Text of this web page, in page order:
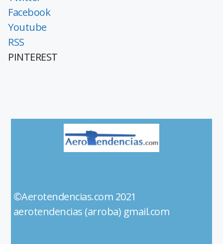
Facebook
Youtube
RSS
PINTEREST
©Aerotendencias.com 2021
aerotendencias (arroba) gmail.com